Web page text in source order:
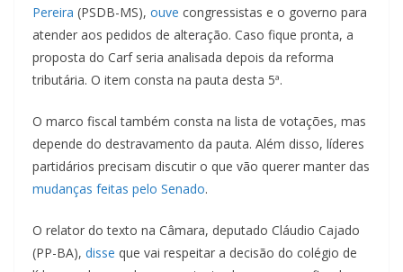
Pereira (PSDB-MS), ouve congressistas e o governo para
atender aos pedidos de alteração. Caso fique pronta, a
proposta do Carf seria analisada depois da reforma
tributária. O item consta na pauta desta 5ª.
O marco fiscal também consta na lista de votações, mas
depende do destravamento da pauta. Além disso, líderes
partidários precisam discutir o que vão querer manter das
mudanças feitas pelo Senado.
O relator do texto na Câmara, deputado Cláudio Cajado
(PP-BA), disse que vai respeitar a decisão do colégio de